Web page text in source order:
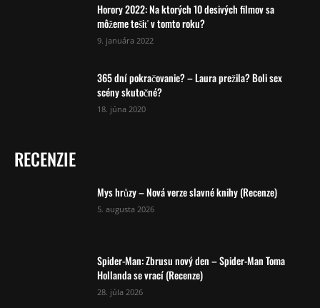
Horory 2022: Na ktorých 10 desivých filmov sa
môžeme tešiť v tomto roku?
9. januára 2022
365 dní pokračovanie? – Laura prežila? Boli sex
scény skutočné?
18. júna 2020
RECENZIE
Mys hrůzy – Nová verze slavné knihy (Recenze)
5. augusta 2026
Spider-Man: Zbrusu nový den – Spider-Man Toma
Hollanda se vrací (Recenze)
28. júla 2026